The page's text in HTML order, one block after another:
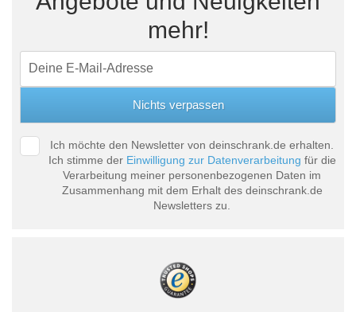
mehr!
Ich möchte den Newsletter von deinschrank.de erhalten.
Ich stimme der Einwilligung zur Datenverarbeitung für die
Verarbeitung meiner personenbezogenen Daten im
Zusammenhang mit dem Erhalt des deinschrank.de
Newsletters zu.